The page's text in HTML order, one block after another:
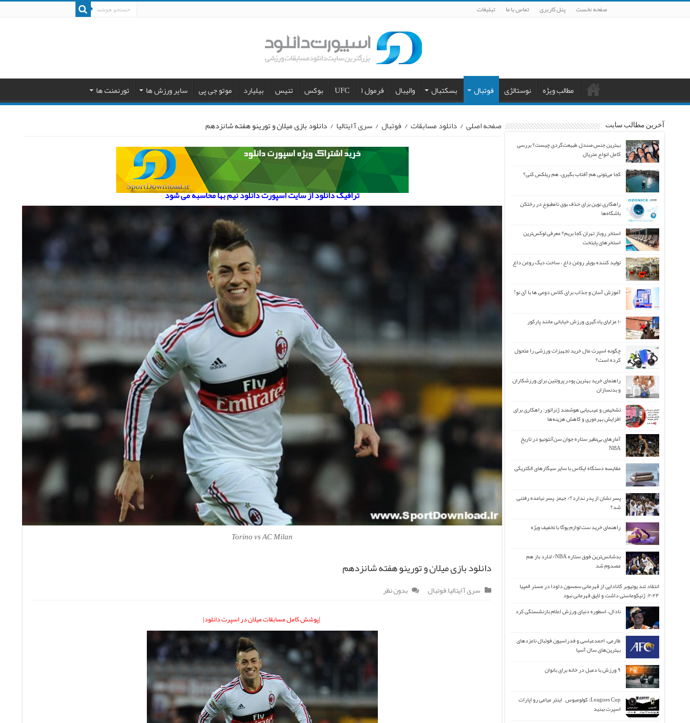
صفحه نخست پنل کاربری تماس با ما تبلیغات
مطالب ویژه نوستالژی فوتبال بسکتبال والیبال فرمول ۱ UFC بوکس تنیس بیلیارد موتو جی پی سایر ورزش ها تورنمنت ها
صفحه اصلی / دانلود مسابقات / فوتبال / سری آ ایتالیا / دانلود بازی میلان و تورینو هفته شانزدهم
ترافیک دانلود از سایت اسپورت دانلود نیم بها محاسبه می شود
Torino vs AC Milan
دانلود بازی میلان و تورینو هفته شانزدهم
سری آ ایتالیا,فوتبال بدون نظر
|پوشش کامل مسابقات میلان در اسپرت دانلود|
آخرین مطالب سایت
بهترین جنس صندل طبیعت‌گردی چیست؟ بررسی
کامل انواع متریال
کجا می‌تونی هم آفتاب بگیری، هم ریلکس کنی؟
راهکاری نوین برای حذف بوی نامطبوع در رختکن
باشگاه‌ها
استخر روباز تهران کجا بریم؟ معرفی لوکس‌ترین
استخرهای پایتخت
تولید کننده بویلر روغن داغ ، ساخت دیگ روغن داغ
آموزش آسان و جذاب برای کلاس دومی ها با آی نو!
۱۰ مزایای یادگیری ورزش خیابانی مانند پارکور
چگونه اسپرت مال خرید تجهیزات ورزشی را متحول
کرده است؟
راهنمای خرید بهترین پودر پروتئین برای ورزشکاران
و بدنسازان
تشخیص و عیب‌یابی هوشمند ژنراتور: راهکاری برای
افزایش بهره‌وری و کاهش هزینه‌ها
آمارهای بی‌نظیر ستاره جوان سن‌آنتونیو در تاریخ
NBA
مقایسه دستگاه ایکاس با سایر سیگارهای الکتریکی
پسر نشان از پدر ندارد؟/ جیمز ِ پسر نیامده رفتنی
شد؟
راهنمای خرید ست لوازم یوگا با تخفیف ویژه
بدشانس‌ترین فوق ستاره NBA/ لنارد باز هم
مصدوم شد
انتقاد تند یوتیوبر کانادایی از قهرمانی سمسون داودا در مستر المپیا
۲۰۲۴: ژنیکوماستی داشت و لایق قهرمانی نبود
نادال، اسطوره دنیای ورزش اعلام بازنشستگی کرد
طارمی، احمدعباسی و فدراسیون فوتبال نامزدهای
بهترین‌های سال آسیا
۹ ورزش با دمبل در خانه برای بانوان
Leagues Cup: کولومبوس – اینتر میامی رو اپارات
اسپرت ببنید